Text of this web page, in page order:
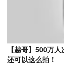
【越哥】500万
还可以这么拍！